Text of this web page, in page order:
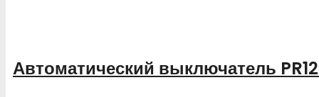
Автоматический выключатель